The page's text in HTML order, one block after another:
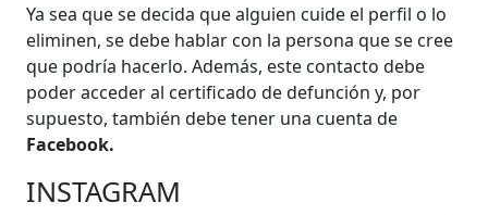
Ya sea que se decida que alguien cuide el perfil o lo
eliminen, se debe hablar con la persona que se cree
que podría hacerlo. Además, este contacto debe
poder acceder al certificado de defunción y, por
supuesto, también debe tener una cuenta de
Facebook.
INSTAGRAM